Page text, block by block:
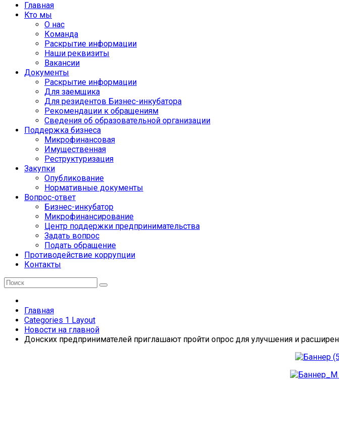
Главная
Кто мы
О нас
Команда
Раскрытие информации
Наши реквизиты
Вакансии
Документы
Раскрытие информации
Для заемщика
Для резидентов Бизнес-инкубатора
Рекомендации к обращениям
Сведения об образовательной организации
Поддержка бизнеса
Микрофинансовая
Имущественная
Реструктуризация
Закупки
Опубликование
Нормативные документы
Вопрос-ответ
Бизнес-инкубатор
Микрофинансирование
Центр поддержки предпринимательства
Задать вопрос
Подать обращение
Противодействие коррупции
Контакты
Главная
Categories 1 Layout
Новости на главной
Донских предпринимателей приглашают пройти опрос для улучшения и